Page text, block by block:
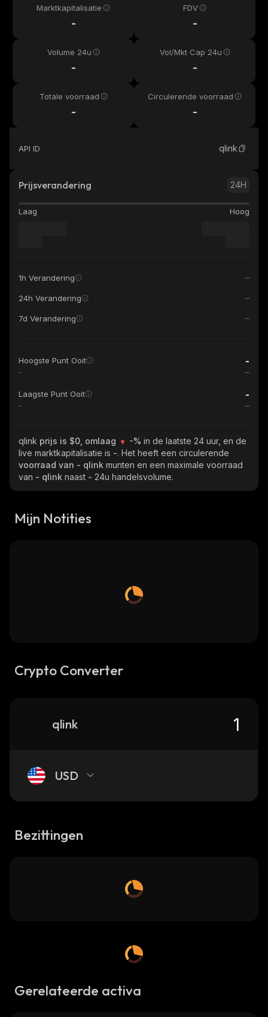
Marktkapitalisatie
-
FDV
-
Volume 24u
-
Vol/Mkt Cap 24u
-
Totale voorraad
-
Circulerende voorraad
-
API ID qlink
Prijsverandering 24H
Laag Hoog
1h Verandering
24h Verandering
7d Verandering
Hoogste Punt Ooit -
-
Laagste Punt Ooit -
-
qlink prijs is $0, omlaag -% in de laatste 24 uur, en de
live marktkapitalisatie is -. Het heeft een circulerende
voorraad van - qlink munten en een maximale voorraad
van - qlink naast - 24u handelsvolume.
Mijn Notities
Crypto Converter
qlink
USD
Bezittingen
Gerelateerde activa